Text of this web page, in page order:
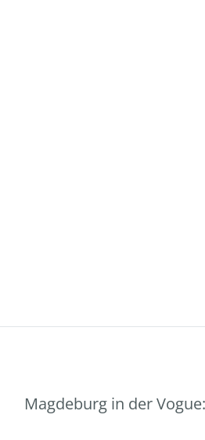
Magdeburg in der